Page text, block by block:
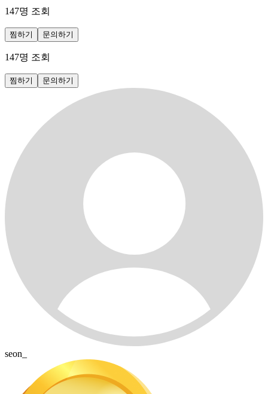
147명 조회
찜하기 문의하기
147명 조회
찜하기 문의하기
seon_